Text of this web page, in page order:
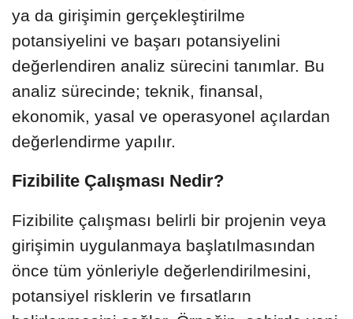
ya da girişimin gerçekleştirilme
potansiyelini ve başarı potansiyelini
değerlendiren analiz sürecini tanımlar. Bu
analiz sürecinde; teknik, finansal,
ekonomik, yasal ve operasyonel açılardan
değerlendirme yapılır.
Fizibilite Çalışması Nedir?
Fizibilite çalışması belirli bir projenin veya
girişimin uygulanmaya başlatılmasından
önce tüm yönleriyle değerlendirilmesini,
potansiyel risklerin ve fırsatların